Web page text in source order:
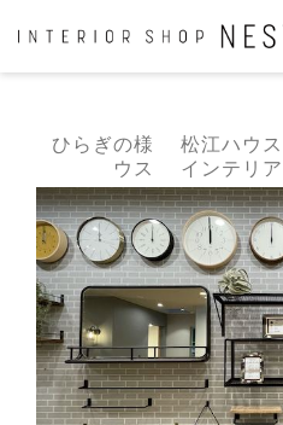
ひらぎの様 松江ハウス
ウス インテリア